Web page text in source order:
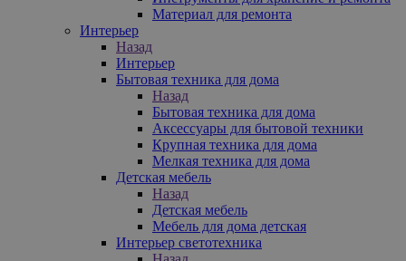
Материал для ремонта
Интерьер
Назад
Интерьер
Бытовая техника для дома
Назад
Бытовая техника для дома
Аксессуары для бытовой техники
Крупная техника для дома
Мелкая техника для дома
Детская мебель
Назад
Детская мебель
Мебель для дома детская
Интерьер светотехника